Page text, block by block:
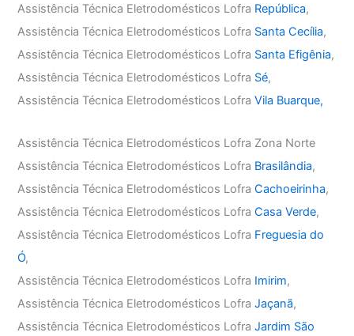
Assistência Técnica Eletrodomésticos Lofra República,
Assistência Técnica Eletrodomésticos Lofra Santa Cecília,
Assistência Técnica Eletrodomésticos Lofra Santa Efigênia,
Assistência Técnica Eletrodomésticos Lofra Sé,
Assistência Técnica Eletrodomésticos LofraVila Buarque,
Assistência Técnica Eletrodomésticos Lofra Zona Norte
Assistência Técnica Eletrodomésticos Lofra Brasilândia,
Assistência Técnica Eletrodomésticos LofraCachoeirinha,
Assistência Técnica Eletrodomésticos LofraCasa Verde,
Assistência Técnica Eletrodomésticos Lofra Freguesia do
Ó,
Assistência Técnica Eletrodomésticos Lofra Imirim,
Assistência Técnica Eletrodomésticos LofraJaçanã,
Assistência Técnica Eletrodomésticos LofraJardim São